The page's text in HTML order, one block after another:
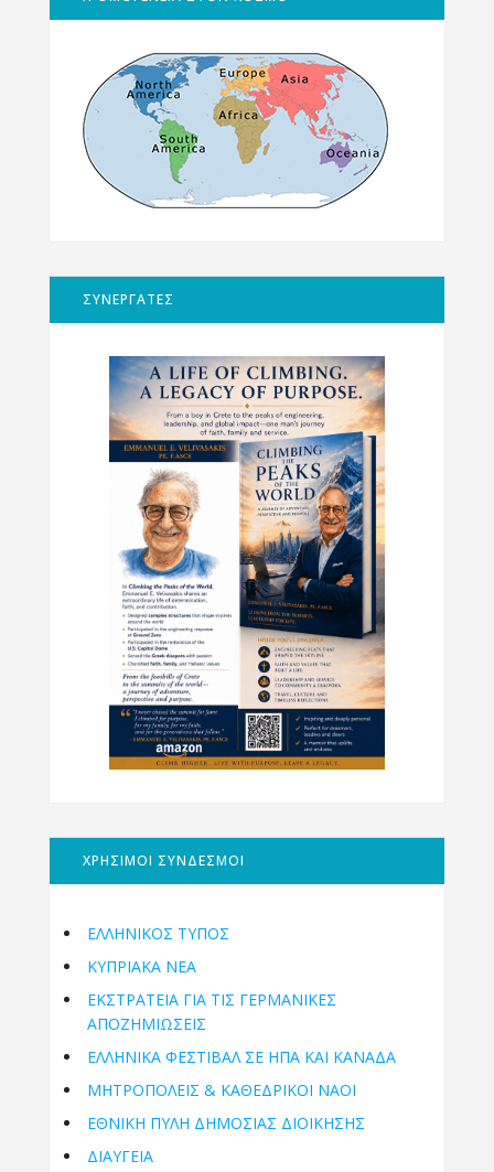
ΣΥΝΕΡΓΑΤΕΣ
ΧΡΗΣΙΜΟΙ ΣΥΝΔΕΣΜΟΙ
ΕΛΛΗΝΙΚΟΣ ΤΥΠΟΣ
ΚΥΠΡΙΑΚΑ ΝΕΑ
ΕΚΣΤΡΑΤΕΙΑ ΓΙΑ ΤΙΣ ΓΕΡΜΑΝΙΚΕΣ
ΑΠΟΖΗΜΙΩΣΕΙΣ
ΕΛΛΗΝΙΚΆ ΦΕΣΤΙΒΆΛ ΣΕ ΗΠΑ ΚΑΙ ΚΑΝΑΔΑ
ΜΗΤΡΟΠΌΛΕΙΣ & ΚΑΘΕΔΡΙΚΟΊ ΝΑΟΊ
ΕΘΝΙΚΉ ΠΎΛΗ ΔΗΜΌΣΙΑΣ ΔΙΟΊΚΗΣΗΣ
ΔΙΑΥΓΕΙΑ